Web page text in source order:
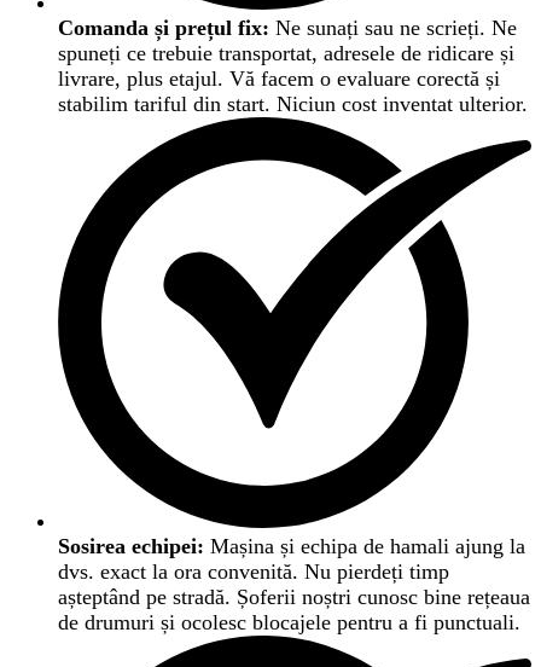
Comanda și prețul fix: Ne sunați sau ne scrieți. Ne
spuneți ce trebuie transportat, adresele de ridicare și
livrare, plus etajul. Vă facem o evaluare corectă și
stabilim tariful din start. Niciun cost inventat ulterior.
Sosirea echipei: Mașina și echipa de hamali ajung la
dvs. exact la ora convenită. Nu pierdeți timp
așteptând pe stradă. Șoferii noștri cunosc bine rețeaua
de drumuri și ocolesc blocajele pentru a fi punctuali.